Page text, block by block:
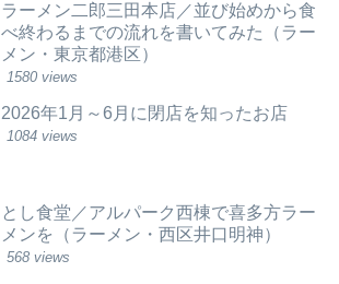
ラーメン二郎三田本店／並び始めから食
べ終わるまでの流れを書いてみた（ラー
メン・東京都港区）
1580 views
2026年1月～6月に閉店を知ったお店
1084 views
とし食堂／アルパーク西棟で喜多方ラー
メンを（ラーメン・西区井口明神）
568 views